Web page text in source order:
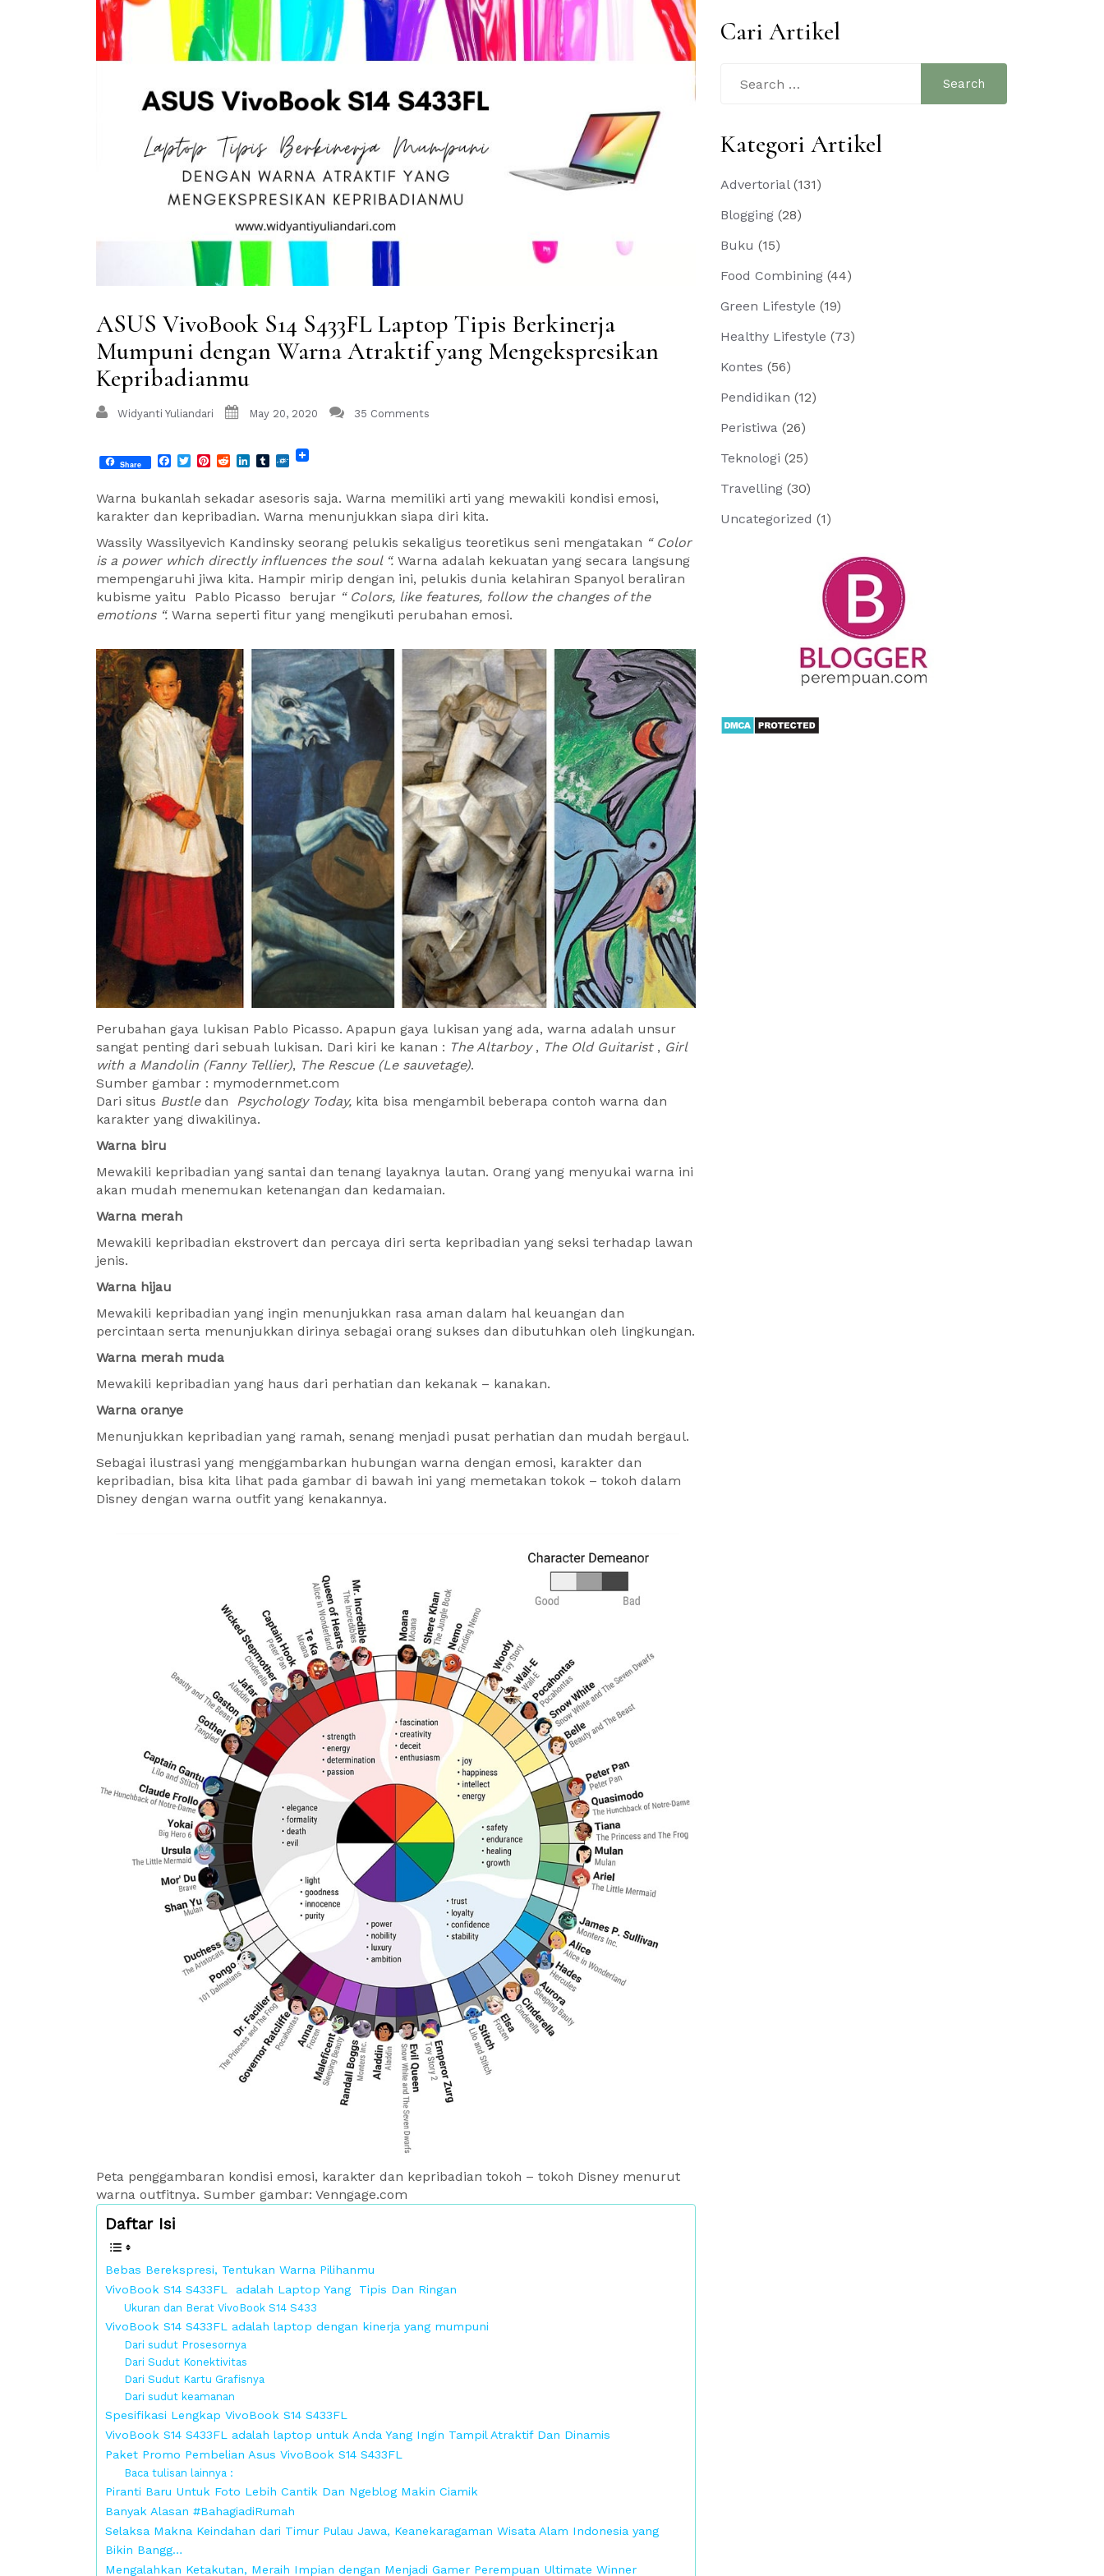
ASUS VivoBook S14 S433FL Laptop Tipis Berkinerja
Mumpuni dengan Warna Atraktif yang Mengekspresikan
Kepribadianmu
Widyanti Yuliandari May 20, 2020 35 Comments
Share Facebook
TwitterPinterest
RedditLinkedIn
Tumblr
Folkd
Warna bukanlah sekadar asesoris saja. Warna memiliki arti yang mewakili kondisi emosi,
karakter dan kepribadian. Warna menunjukkan siapa diri kita.
Wassily Wassilyevich Kandinsky seorang pelukis sekaligus teoretikus seni mengatakan “ Color
is a power which directly influences the soul “. Warna adalah kekuatan yang secara langsung
mempengaruhi jiwa kita. Hampir mirip dengan ini, pelukis dunia kelahiran Spanyol beraliran
kubisme yaitu
Pablo Picasso berujar “ Colors, like features, follow the changes of the
emotions “. Warna seperti fitur yang mengikuti perubahan emosi.
Perubahan gaya lukisan Pablo Picasso. Apapun gaya lukisan yang ada, warna adalah unsur
sangat penting dari sebuah lukisan. Dari kiri ke kanan : The Altarboy, The Old Guitarist, Girl
with a Mandolin (Fanny Tellier), The Rescue (Le sauvetage).
Sumber gambar : mymodernmet.com
Dari situs Bustle dan Psychology Today, kita bisa mengambil beberapa contoh warna dan
karakter yang diwakilinya.
Warna biru
Mewakili kepribadian yang santai dan tenang layaknya lautan. Orang yang menyukai warna ini
akan mudah menemukan ketenangan dan kedamaian.
Warna merah
Mewakili kepribadian ekstrovert dan percaya diri serta kepribadian yang seksi terhadap lawan
jenis.
Warna hijau
Mewakili kepribadian yang ingin menunjukkan rasa aman dalam hal keuangan dan
percintaan serta menunjukkan dirinya sebagai orang sukses dan dibutuhkan oleh lingkungan.
Warna merah muda
Mewakili kepribadian yang haus dari perhatian dan kekanak – kanakan.
Warna oranye
Menunjukkan kepribadian yang ramah, senang menjadi pusat perhatian dan mudah bergaul.
Sebagai ilustrasi yang menggambarkan hubungan warna dengan emosi, karakter dan
kepribadian, bisa kita lihat pada gambar di bawah ini yang memetakan tokok – tokoh dalam
Disney dengan warna outfit yang kenakannya.
Peta penggambaran kondisi emosi, karakter dan kepribadian tokoh – tokoh Disney menurut
warna outfitnya. Sumber gambar: Venngage.com
Daftar Isi
Bebas Berekspresi, Tentukan Warna Pilihanmu
VivoBook S14 S433FL adalah Laptop Yang Tipis Dan Ringan
Ukuran dan Berat VivoBook S14 S433
VivoBook S14 S433FL adalah laptop dengan kinerja yang mumpuni
Dari sudut Prosesornya
Dari Sudut Konektivitas
Dari Sudut Kartu Grafisnya
Dari sudut keamanan
Spesifikasi Lengkap VivoBook S14 S433FL
VivoBook S14 S433FL adalah laptop untuk Anda Yang Ingin Tampil Atraktif Dan Dinamis
Paket Promo Pembelian Asus VivoBook S14 S433FL
Baca tulisan lainnya :
Piranti Baru Untuk Foto Lebih Cantik Dan Ngeblog Makin Ciamik
Banyak Alasan #BahagiadiRumah
Selaksa Makna Keindahan dari Timur Pulau Jawa, Keanekaragaman Wisata Alam Indonesia yang
Bikin Bangg…
Mengalahkan Ketakutan, Meraih Impian dengan Menjadi Gamer Perempuan Ultimate Winner
Cari Artikel
for:
Kategori Artikel
Advertorial(131)
Blogging (28)
Buku (15)
Food Combining (44)
Green Lifestyle (19)
Healthy Lifestyle (73)
Kontes (56)
Pendidikan (12)
Peristiwa (26)
Teknologi (25)
Travelling (30)
Uncategorized (1)